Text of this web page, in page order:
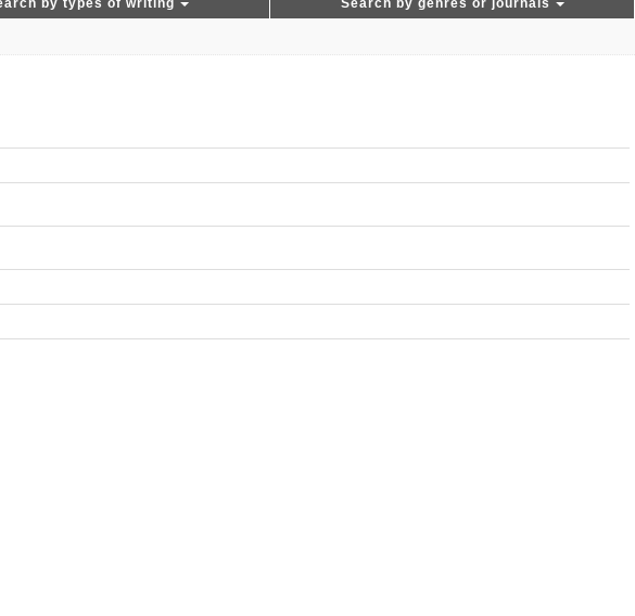
by types of writing Search by genres or journals